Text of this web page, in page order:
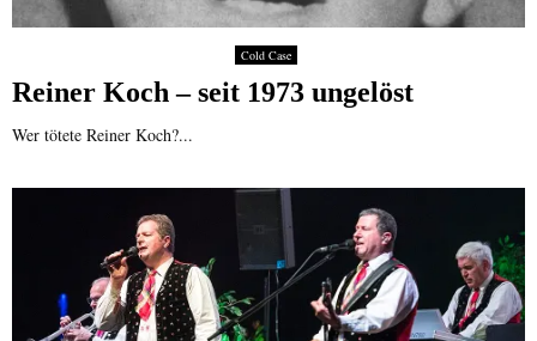
Cold Case
Reiner Koch – seit 1973 ungelöst
Wer tötete Reiner Koch?...